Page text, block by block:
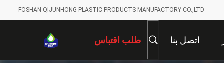
FOSHAN QIJUNHONG PLASTIC PRODUCTS MANUFACTORY CO.,LTD
اتصل بنا طلب اقتباس